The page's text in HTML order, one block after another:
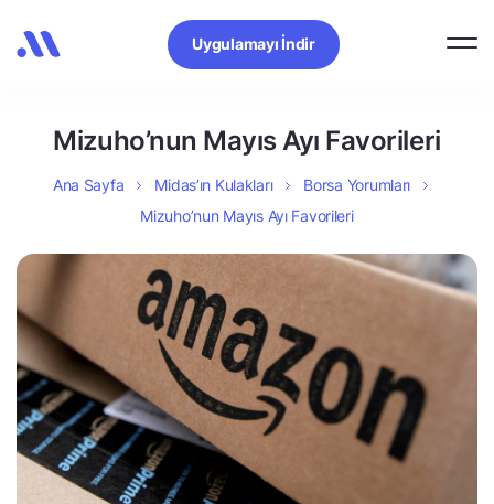
Uygulamayı İndir
Mizuho’nun Mayıs Ayı Favorileri
Ana Sayfa Midas’ın Kulakları
Borsa Yorumları
Mizuho’nun Mayıs Ayı Favorileri